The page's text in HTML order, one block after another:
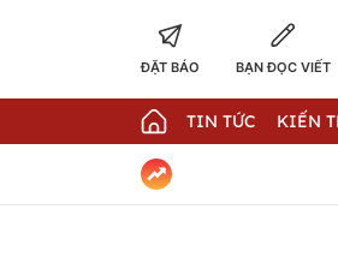
ĐẶT BÁO BẠN ĐỌC VIẾT
TIN TỨC KIẾN